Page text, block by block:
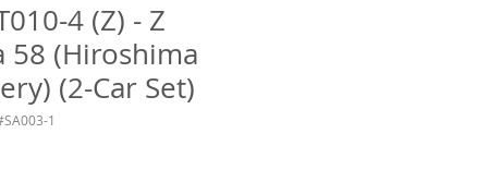
4 (Z) - Z
58 (Hiroshima
(2-Car Set)
1